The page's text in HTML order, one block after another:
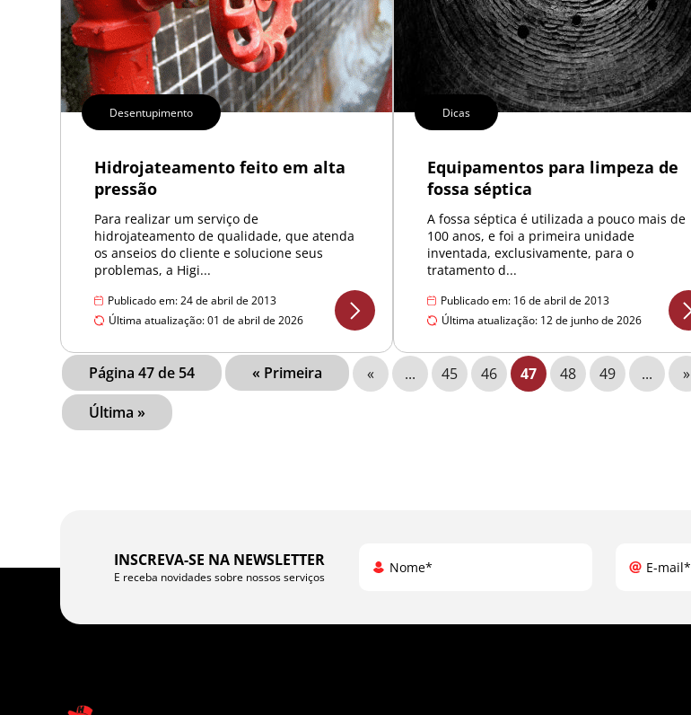
Desentupimento
Hidrojateamento feito em alta
pressão
Para realizar um serviço de
hidrojateamento de qualidade, que atenda
os anseios do cliente e solucione seus
problemas, a Higi...
Publicado em: 24 de abril de 2013
Última atualização: 01 de abril de 2026
Dicas
Equipamentos para limpeza de
fossa séptica
A fossa séptica é utilizada a pouco mais de
100 anos, e foi a primeira unidade
inventada, exclusivamente, para o
tratamento d...
Publicado em: 16 de abril de 2013
Última atualização: 12 de junho de 2026
Página 47 de 54 « Primeira « ... 45 46 47 48 49 ...
»
Última »
INSCREVA-SE NA NEWSLETTER
E receba novidades sobre nossos serviços
Nome* E-mail*